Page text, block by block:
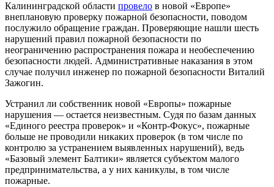
Калининградской области провело в новой «Европе»
внеплановую проверку пожарной безопасности, поводом
послужило обращение граждан. Проверяющие нашли шесть
нарушений правил пожарной безопасности по
неограничению распространения пожара и необеспечению
безопасности людей. Административные наказания в этом
случае получил инженер по пожарной безопасности Виталий
Зажогин.
Устранил ли собственник новой «Европы» пожарные
нарушения — остается неизвестным. Судя по базам данных
«Единого реестра проверок» и «Контр-Фокус», пожарные
больше не проводили никаких проверок (в том числе по
контролю за устранением выявленных нарушений), ведь
«Базовый элемент Балтики» является субъектом малого
предпринимательства, а у них каникулы, в том числе
пожарные.